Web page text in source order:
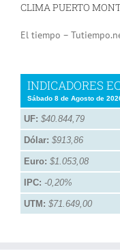
CLIMA PUERTO
El tiempo –
INDICADORES
Sábado 8 de Agosto de
UF: $40.844,79
Dólar: $913,86
Euro: $1.053,08
IPC: -0,20%
UTM: $71.649,00